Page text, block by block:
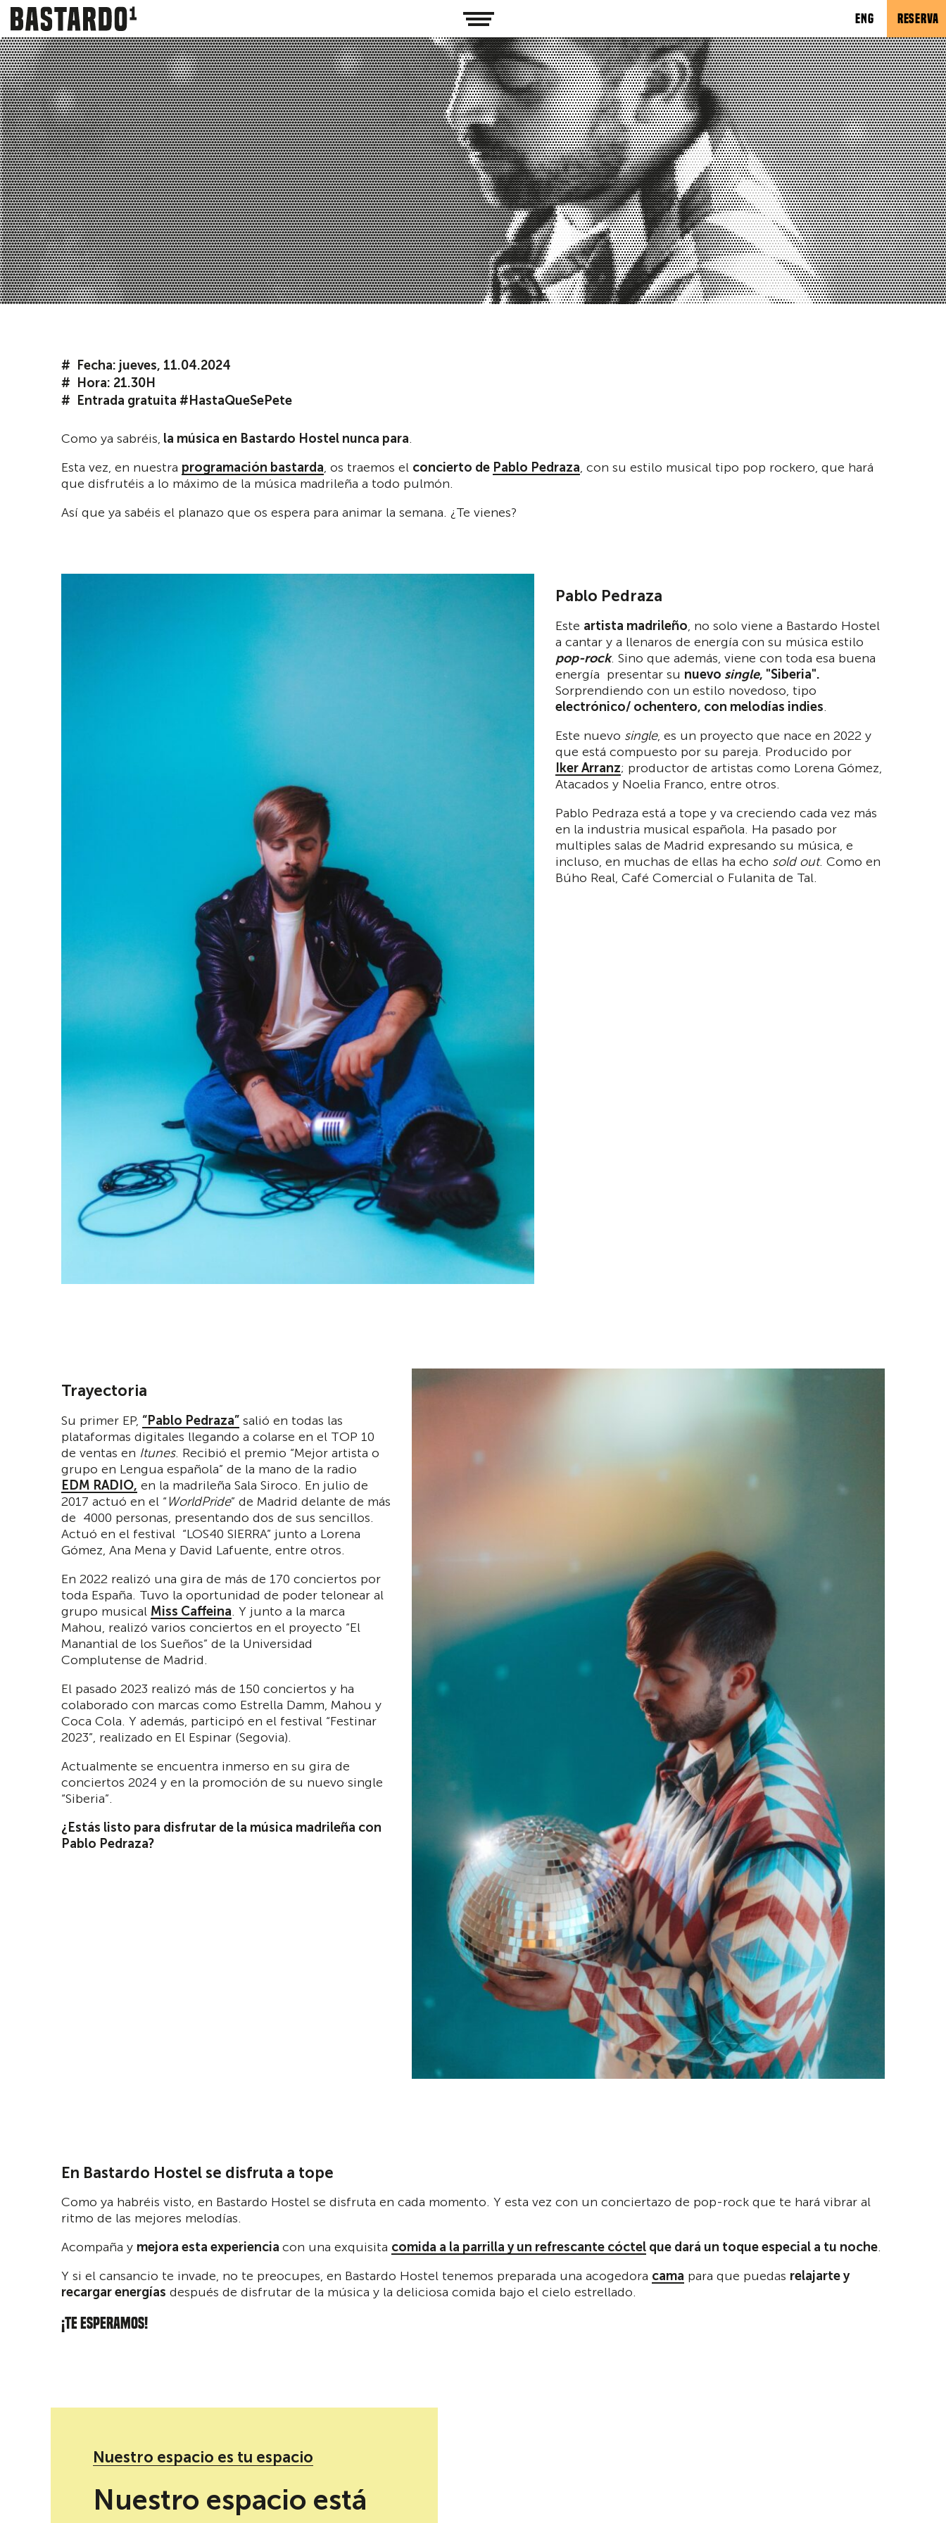
ENG RESERVA
Fecha: jueves, 11.04.2024
Hora: 21.30H
Entrada gratuita #HastaQueSePete
Como ya sabréis, la música en Bastardo Hostel nunca para.
Esta vez, en nuestra programación bastarda, os traemos el concierto de Pablo Pedraza, con su estilo musical tipo pop rockero, que hará
que disfrutéis a lo máximo de la música madrileña a todo pulmón.
Así que ya sabéis el planazo que os espera para animar la semana. ¿Te vienes?
Pablo Pedraza
Este artista madrileño, no solo viene a Bastardo Hostel
a cantar y a llenaros de energía con su música estilo
pop-rock. Sino que además, viene con toda esa buena
energía presentar su nuevo single, "Siberia".
Sorprendiendo con un estilo novedoso, tipo
electrónico/ ochentero, con melodías indies.
Este nuevo single, es un proyecto que nace en 2022 y
que está compuesto por su pareja. Producido por
Iker Arranz; productor de artistas como Lorena Gómez,
Atacados y Noelia Franco, entre otros.
Pablo Pedraza está a tope y va creciendo cada vez más
en la industria musical española. Ha pasado por
multiples salas de Madrid expresando su música, e
incluso, en muchas de ellas ha echo sold out. Como en
Búho Real, Café Comercial o Fulanita de Tal.
Trayectoria
Su primer EP, “Pablo Pedraza” salió en todas las
plataformas digitales llegando a colarse en el TOP 10
de ventas en Itunes. Recibió el premio “Mejor artista o
grupo en Lengua española” de la mano de la radio
EDM RADIO, en la madrileña Sala Siroco. En julio de
2017 actuó en el “WorldPride” de Madrid delante de más
de 4000 personas, presentando dos de sus sencillos.
Actuó en el festival “LOS40 SIERRA” junto a Lorena
Gómez, Ana Mena y David Lafuente, entre otros.
En 2022 realizó una gira de más de 170 conciertos por
toda España. Tuvo la oportunidad de poder telonear al
grupo musical Miss Caffeina. Y junto a la marca
Mahou, realizó varios conciertos en el proyecto “El
Manantial de los Sueños” de la Universidad
Complutense de Madrid.
El pasado 2023 realizó más de 150 conciertos y ha
colaborado con marcas como Estrella Damm, Mahou y
Coca Cola. Y además, participó en el festival “Festinar
2023”, realizado en El Espinar (Segovia).
Actualmente se encuentra inmerso en su gira de
conciertos 2024 y en la promoción de su nuevo single
“Siberia”.
¿Estás listo para disfrutar de la música madrileña con
Pablo Pedraza?
En Bastardo Hostel se disfruta a tope
Como ya habréis visto, en Bastardo Hostel se disfruta en cada momento. Y esta vez con un conciertazo de pop-rock que te hará vibrar al
ritmo de las mejores melodías.
Acompaña y mejora esta experiencia con una exquisita comida a la parrilla y un refrescante cóctel que dará un toque especial a tu noche.
Y si el cansancio te invade, no te preocupes, en Bastardo Hostel tenemos preparada una acogedora cama para que puedas relajarte y
recargar energías después de disfrutar de la música y la deliciosa comida bajo el cielo estrellado.
¡TE ESPERAMOS!
Nuestro espacio es tu espacio
Nuestro espacio está